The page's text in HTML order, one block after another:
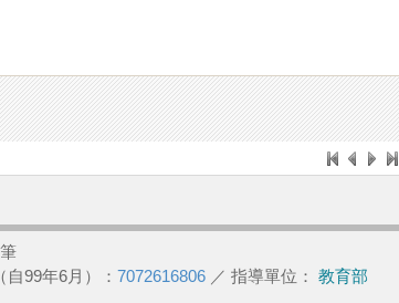
筆
自99年6月）： 7072616806 ／ 指導單位： 教育部